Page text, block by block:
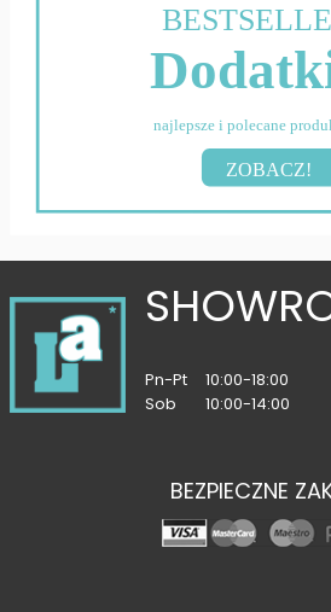
najlepsze i polecane
ZOBACZ!
Pn-Pt
10:00-18:00
Sob
10:00-14:00
BEZPIECZNE